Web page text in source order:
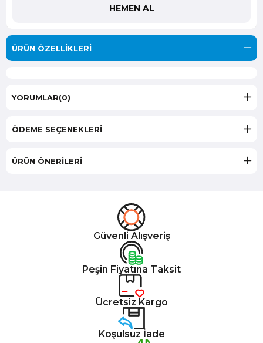
ÜRÜN ÖZELLIKLERI
YORUMLAR(0)
ÖDEME SEÇENEKLERI
ÜRÜN ÖNERILERI
Güvenli Alışveriş
Peşin Fiyatına Taksit
Ücretsiz Kargo
Koşulsuz İade